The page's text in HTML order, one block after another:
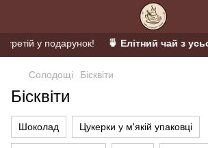
у подарунок! 🍵 Елітний чай з
Солодощі Бісквіти
Бісквіти
Шоколад Цукерки у м'якій упаковці